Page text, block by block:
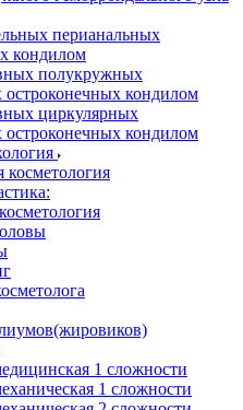
перианальных
кондилом
полукружных
остроконечных кондилом
циркулярных
остроконечных кондилом
1 сложности
1 сложности